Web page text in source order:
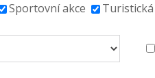
Sportovní akce Turistická